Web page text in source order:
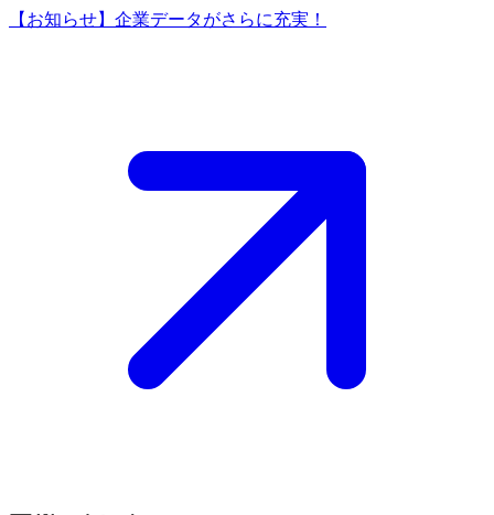
【お知らせ】企業データがさらに充実！